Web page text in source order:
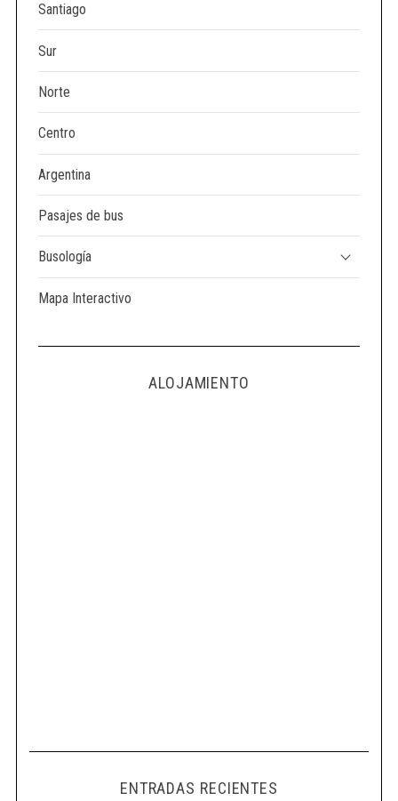
Santiago
Sur
Norte
Centro
Argentina
Pasajes de bus
Busología
Mapa Interactivo
ALOJAMIENTO
ENTRADAS RECIENTES